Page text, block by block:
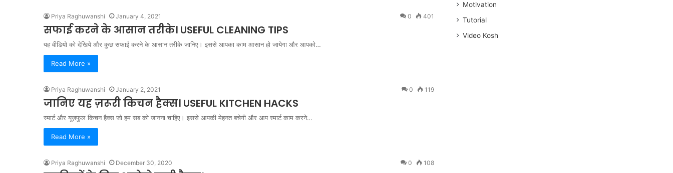
Priya Raghuwanshi January 4, 2021 0 401
सफाई करने के आसान तरीके। USEFUL CLEANING TIPS
यह वीडियो को देखिये और कुछ सफाई करने के आसान तरीके जानिए। इससे आपका काम आसान हो जायेगा और आपको…
Read More »
Priya Raghuwanshi January 2, 2021 0 119
जानिए यह ज़रूरी किचन हैक्स। USEFUL KITCHEN HACKS
स्मार्ट और यूज़फुल किचन हैक्स जो हम सब को जानना चाहिए। इससे आपकी मेहनत बचेगी और आप स्मार्ट काम करने…
Read More »
Priya Raghuwanshi December 30, 2020 0 108
Motivation
Tutorial
Video Kosh